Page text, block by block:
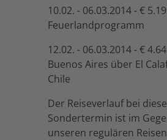
10.02. - 06.03.2014 - €
Feuerlandprogramm
12.02. - 06.03.2014 - €
Buenos Aires über El
Chile
Der Reiseverlauf bei
Sondertermin ist im
unseren regulären